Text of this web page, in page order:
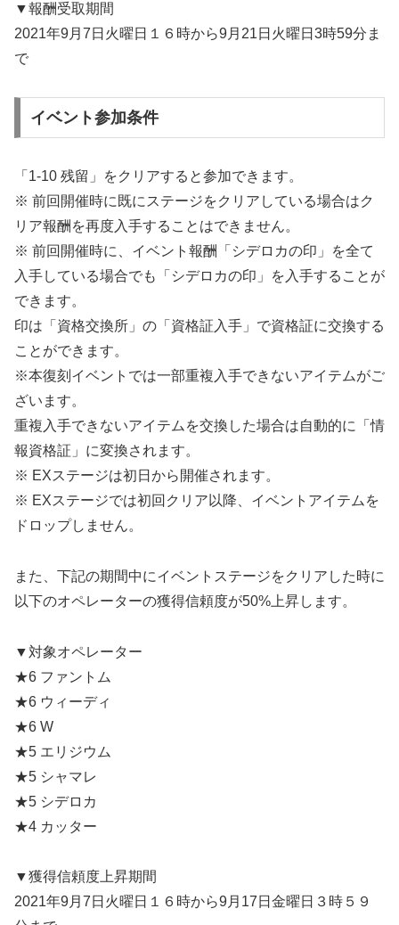
▼報酬受取期間
2021年9月7日火曜日１６時から9月21日火曜日3時59分ま
で
イベント参加条件
「1-10 残留」をクリアすると参加できます。
※ 前回開催時に既にステージをクリアしている場合はク
リア報酬を再度入手することはできません。
※ 前回開催時に、イベント報酬「シデロカの印」を全て
入手している場合でも「シデロカの印」を入手することが
できます。
印は「資格交換所」の「資格証入手」で資格証に交換する
ことができます。
※本復刻イベントでは一部重複入手できないアイテムがご
ざいます。
重複入手できないアイテムを交換した場合は自動的に「情
報資格証」に変換されます。
※ EXステージは初日から開催されます。
※ EXステージでは初回クリア以降、イベントアイテムを
ドロップしません。
また、下記の期間中にイベントステージをクリアした時に
以下のオペレーターの獲得信頼度が50%上昇します。
▼対象オペレーター
★6 ファントム
★6 ウィーディ
★6 W
★5 エリジウム
★5 シャマレ
★5 シデロカ
★4 カッター
▼獲得信頼度上昇期間
2021年9月7日火曜日１６時から9月17日金曜日３時５９